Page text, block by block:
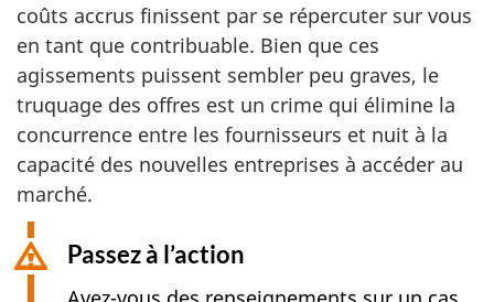
coûts accrus finissent par se répercuter sur vous
en tant que contribuable. Bien que ces
agissements puissent sembler peu graves, le
truquage des offres est un crime qui élimine la
concurrence entre les fournisseurs et nuit à la
capacité des nouvelles entreprises à accéder au
marché.
Passez à l’action